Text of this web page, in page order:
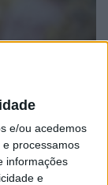
e/ou acedemos
processamos
informações
e
E já se
fogos de